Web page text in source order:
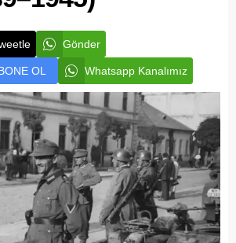
Gönder
OL Whatsapp Kanalımız